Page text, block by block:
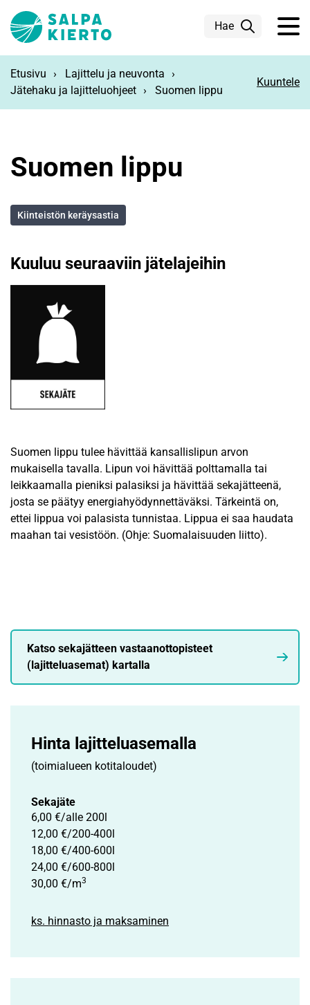
Hae
Etusivu
Lajittelu ja neuvonta
Jätehaku ja lajitteluohjeet
Suomen lippu
Kuuntele
Suomen lippu
Kiinteistön keräysastia
Kuuluu seuraaviin jätelajeihin
Suomen lippu tulee hävittää kansallislipun arvon
mukaisella tavalla. Lipun voi hävittää polttamalla tai
leikkaamalla pieniksi palasiksi ja hävittää sekajätteenä,
josta se päätyy energiahyödynnettäväksi. Tärkeintä on,
ettei lippua voi palasista tunnistaa. Lippua ei saa haudata
maahan tai vesistöön. (Ohje: Suomalaisuuden liitto).
Katso sekajätteen vastaanottopisteet
(lajitteluasemat) kartalla
Hinta lajittelu­asemalla
(toimialueen kotitaloudet)
Sekajäte
6,00 €/alle 200l
12,00 €/200-400l
18,00 €/400-600l
24,00 €/600-800l
30,00 €/m3
ks. hinnasto ja maksaminen